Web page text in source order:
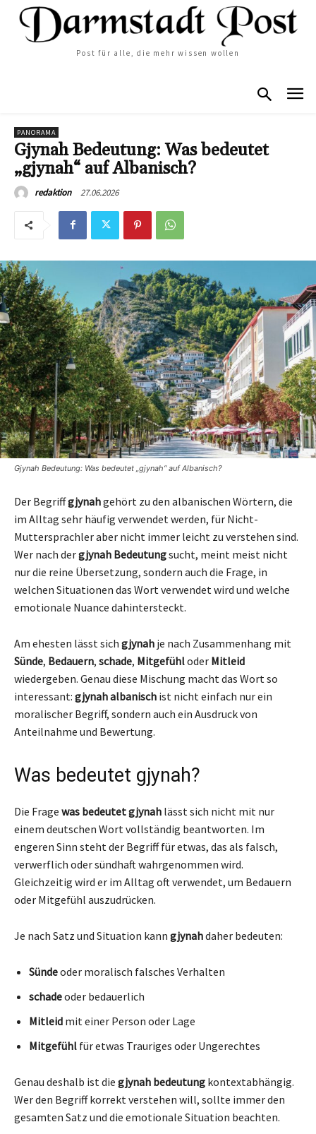
Post für alle, die mehr wissen wollen
PANORAMA
Gjynah Bedeutung: Was bedeutet
„gjynah“ auf Albanisch?
redaktion 27.06.2026
Gjynah Bedeutung: Was bedeutet „gjynah“ auf Albanisch?
Der Begriffgjynahgehört zu den albanischen Wörtern, die
im Alltag sehr häufig verwendet werden, für Nicht-
Muttersprachler aber nicht immer leicht zu verstehen sind.
Wer nach dergjynah Bedeutungsucht, meint meist nicht
nur die reine Übersetzung, sondern auch die Frage, in
welchen Situationen das Wort verwendet wird und welche
emotionale Nuance dahintersteckt.
Am ehesten lässt sich gjynah je nach Zusammenhang mit
Sünde, Bedauern, schade, Mitgefühloder Mitleid
wiedergeben. Genau diese Mischung macht das Wort so
interessant: gjynah albanisch ist nicht einfach nur ein
moralischer Begriff, sondern auch ein Ausdruck von
Anteilnahme und Bewertung.
Was bedeutet gjynah?
Die Frage was bedeutet gjynah lässt sich nicht mit nur
einem deutschen Wort vollständig beantworten. Im
engeren Sinn steht der Begriff für etwas, das als falsch,
verwerflich oder sündhaft wahrgenommen wird.
Gleichzeitig wird er im Alltag oft verwendet, um Bedauern
oder Mitgefühl auszudrücken.
Je nach Satz und Situation kann gjynahdaher bedeuten:
Sündeoder moralisch falsches Verhalten
schadeoder bedauerlich
Mitleid mit einer Person oder Lage
Mitgefühl für etwas Trauriges oder Ungerechtes
Genau deshalb ist die gjynah bedeutung kontextabhängig.
Wer den Begriff korrekt verstehen will, sollte immer den
gesamten Satz und die emotionale Situation beachten.